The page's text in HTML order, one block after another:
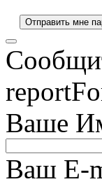
Ваше
Ваш E-